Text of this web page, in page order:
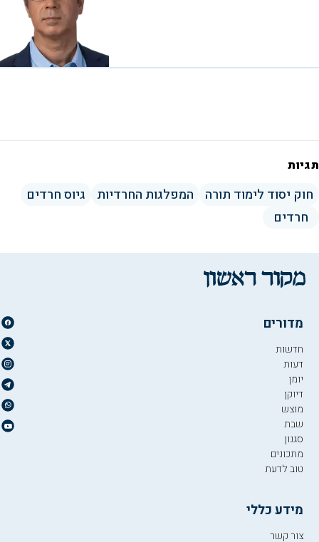
תגיות
חוק יסוד לימוד תורה המפלגות החרדיות
גיוס חרדים
חרדים
מדורים
חדשות
דעות
יומן
דיוקן
מוצש
שבת
סגנון
מתכונים
טוב לדעת
מידע כללי
צור קשר